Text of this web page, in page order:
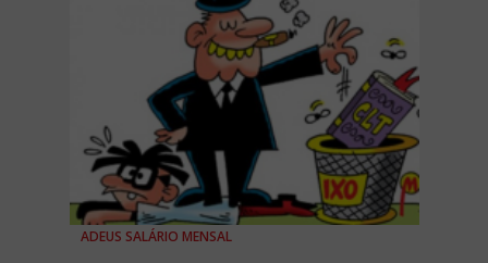
ADEUS SALÁRIO MENSAL